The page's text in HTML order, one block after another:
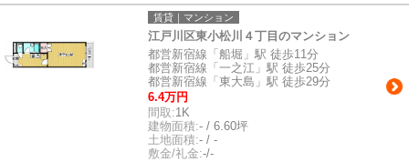
賃貸｜マンション
江戸川区東小松川４丁目のマンション
都営新宿線「船堀」駅 徒歩11分
都営新宿線「一之江」駅 徒歩25分
都営新宿線「東大島」駅 徒歩29分
6.4万円
間取:1K
建物面積:- / 6.60坪
土地面積:- / -
敷金/礼金:-/-